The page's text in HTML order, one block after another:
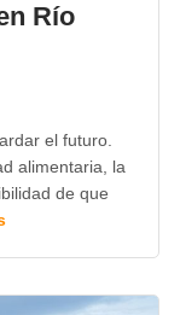
Río
el futuro.
alimentaria, la
de que